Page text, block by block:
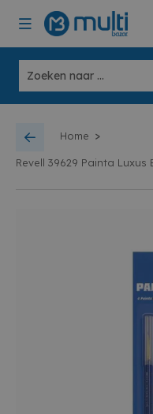
Home >
Revell 39629 Painta